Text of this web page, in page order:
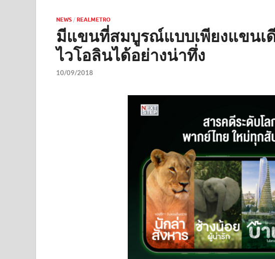
NEWS / REALMETRO
มีแขนที่สมบูรณ์แบบเพียงแขนเ
ไวโอลินได้อย่างน่าทึ่ง
10/09/2018